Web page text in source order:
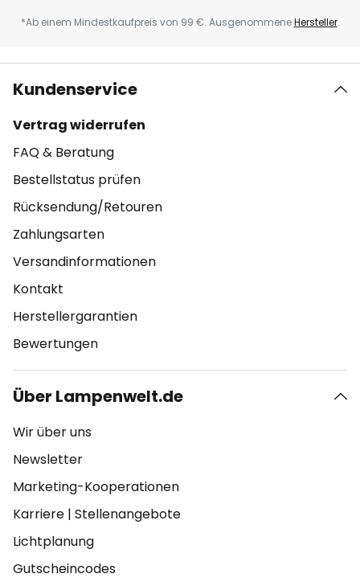
*Ab einem Mindestkaufpreis von 99 €. AusgenommeneHersteller.
Kundenservice
Vertrag widerrufen
FAQ & Beratung
Bestellstatus prüfen
Rücksendung/Retouren
Zahlungsarten
Versandinformationen
Kontakt
Herstellergarantien
Bewertungen
Über Lampenwelt.de
Wir über uns
Newsletter
Marketing-Kooperationen
Karriere | Stellenangebote
Lichtplanung
Gutscheincodes